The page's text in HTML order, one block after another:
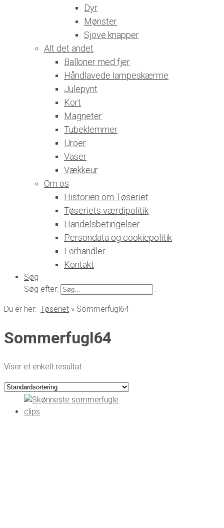
Dyr
Mønster
Sjove knapper
Alt det andet
Balloner med fjer
Håndlavede lampeskærme
Julepynt
Kort
Magneter
Tubeklemmer
Uroer
Vaser
Vækkeur
Om os
Historien om Tøseriet
Tøseriets værdipolitik
Handelsbetingelser
Persondata og cookiepolitik
Forhandler
Kontakt
Søg
Søg efter:
Du er her: Tøseriet » Sommerfugl64
Sommerfugl64
Viser et enkelt resultat